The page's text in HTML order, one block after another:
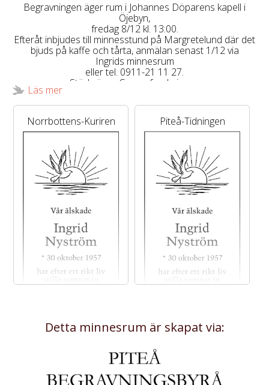
Begravningen äger rum i Johannes Döparens kapell i
Öjebyn,
fredag 8/12 kl. 13:00.
Efteråt inbjudes till minnesstund på Margretelund där det
bjuds på kaffe och tårta, anmälan senast 1/12 via
Ingrids minnesrum
eller tel. 0911-21 11 27.
Stöd gärna Cancerforskningen
Läs mer
Norrbottens-Kuriren Piteå-Tidningen
Detta minnesrum är skapat via: